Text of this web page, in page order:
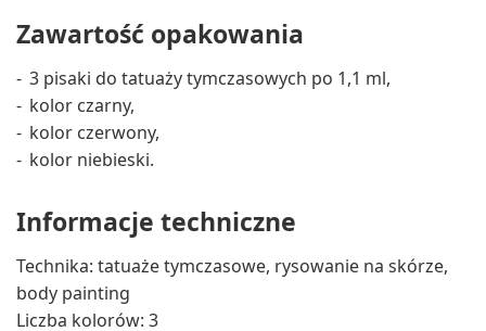
Zawartość opakowania
3 pisaki do tatuaży tymczasowych po 1,1 ml,
kolor czarny,
kolor czerwony,
kolor niebieski.
Informacje techniczne
Technika: tatuaże tymczasowe, rysowanie na skórze,
body painting
Liczba kolorów: 3